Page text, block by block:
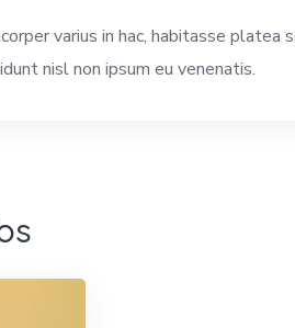
varius in hac, habitasse platea
nisl non ipsum eu venenatis.